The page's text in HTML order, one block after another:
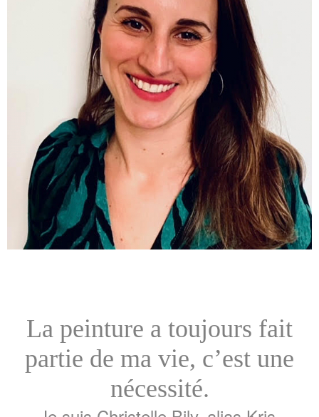
La peinture a toujours fait
partie de ma vie, c’est une
nécessité.